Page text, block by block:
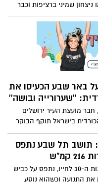
שמיני ברציפות וכבר
לקראת המשחק החשוב
מול מכבי חיפה (ד'). הקשר
לבדיקות וגם - האם העונש
חטואל הועבר היטב למבקיע
באר שבע הכעיסו את
''שערורייה ובושה''
חבר מועצת העיר ירושלים
בישראל תוקף הבוקר
באר שבע, זאת בעקבות
ובו נכתב ''כורדיסטן עולה
של כולנו בימים אלו''
תושב תל שבע נתפס
הנהג, גבר בשנות ה-30 לחייו, נתפס על כביש
את התנועה וכשהוא נוסע